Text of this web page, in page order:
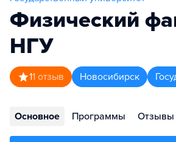
Физический
НГУ
11 отзыв Новосибирск
Основное Программы Отзывы